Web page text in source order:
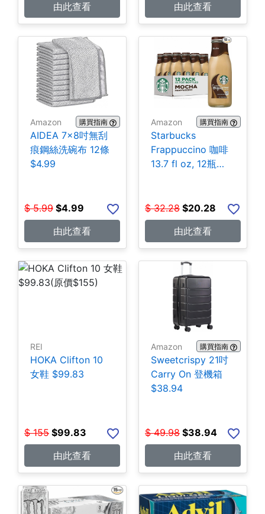
由此查看
由此查看
Amazon 購買指南
AIDEA 7×8吋無刮
痕鋼絲洗碗布 12條
$4.99
$ 5.99 $4.99
由此查看
Amazon 購買指南
Starbucks
Frappuccino 咖啡
13.7 fl oz, 12瓶
$ 32.28 $20.28
由此查看
REI
HOKA Clifton 10
女鞋 $99.83
$ 155 $99.83
由此查看
Amazon 購買指南
Sweetcrispy 21吋
Carry On 登機箱
$38.94
$ 49.98 $38.94
由此查看